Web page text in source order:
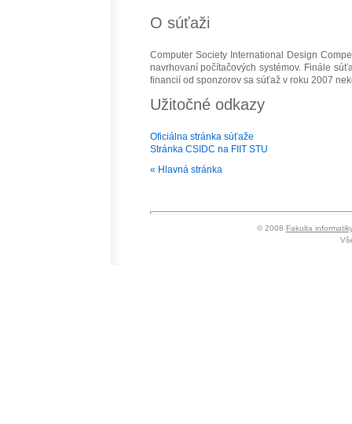
O súťaži
Computer Society International Design
navrhovaní počítačových systémov. Finále
financií od sponzorov sa súťaž v roku 2007
Užitočné odkazy
Oficiálna stránka súťaže
Stránka CSIDC na FIIT STU
« Hlavná stránka
© 2008 Fakulta